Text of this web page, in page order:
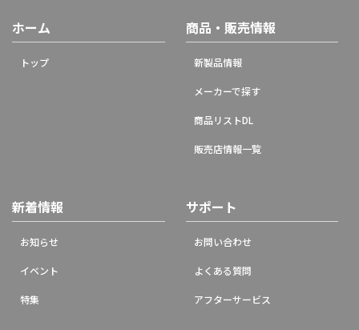
ホーム
トップ
商品・販売情報
新製品情報
メーカーで探す
商品リストDL
販売店情報一覧
新着情報
お知らせ
イベント
特集
サポート
お問い合わせ
よくある質問
アフターサービス